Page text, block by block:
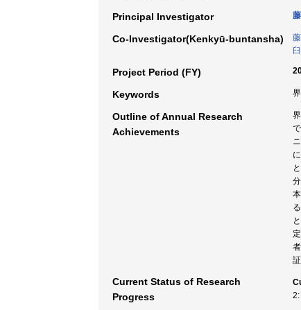
Principal Investigator
Co-Investigator(Kenkyū-buntansha)
Project Period (FY)
Keywords
Outline of Annual Research
Achievements
Current Status of Research
Progress